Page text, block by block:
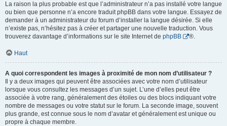
La raison la plus probable est que l’administrateur n’a pas installé votre langue
ou bien que personne n’a encore traduit phpBB dans votre langue. Essayez de
demander à un administrateur du forum d’installer la langue désirée. Si elle
n’existe pas, n’hésitez pas à créer et partager une nouvelle traduction. Vous
trouverez davantage d’informations sur le site Internet de phpBB ®.
Haut
A quoi correspondent les images à proximité de mon nom d’utilisateur ?
Il y a deux images qui peuvent être associées avec votre nom d’utilisateur
lorsque vous consultez les messages d’un sujet. L’une d’elles peut être
associée à votre rang, généralement des étoiles ou des blocs indiquant votre
nombre de messages ou votre statut sur le forum. La seconde image, souvent
plus grande, est connue sous le nom d’avatar et généralement est unique ou
propre à chaque membre.